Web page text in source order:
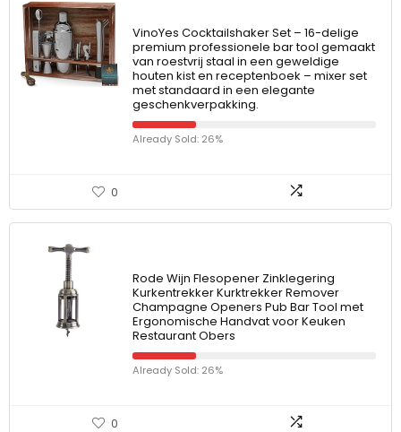
VinoYes Cocktailshaker Set – 16-delige
premium professionele bar tool gemaakt
van roestvrij staal in een geweldige
houten kist en receptenboek – mixer set
met standaard in een elegante
geschenkverpakking.
Already Sold: 26%
0
Rode Wijn Flesopener Zinklegering
Kurkentrekker Kurktrekker Remover
Champagne Openers Pub Bar Tool met
Ergonomische Handvat voor Keuken
Restaurant Obers
Already Sold: 26%
0